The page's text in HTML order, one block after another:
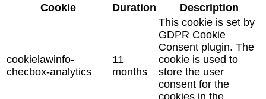
Cookie
Duration Description
cookielawinfo-
checbox-analytics
11
months
This cookie is set by
GDPR Cookie
Consent plugin. The
cookie is used to
store the user
consent for the
cookies in the